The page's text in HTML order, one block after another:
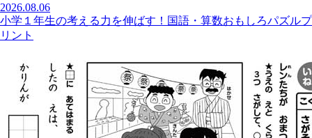
2026.08.06
小学１年生の考える力を伸ばす！国語・算数おもしろパズルプ
リント